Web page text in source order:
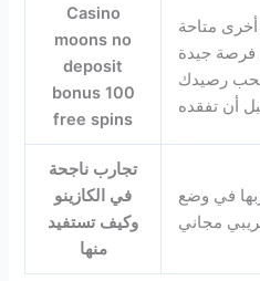
Casino
moons no
deposit
bonus 100
free spins
متاحة
فرصة جيدة
رصيدك
تجارب ناجحة
في الكازينو
وكيف تستفيد
منها
في وضع